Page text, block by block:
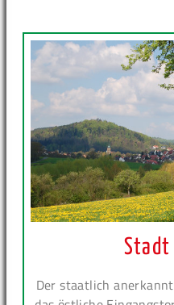
Stadt
Der staatlich